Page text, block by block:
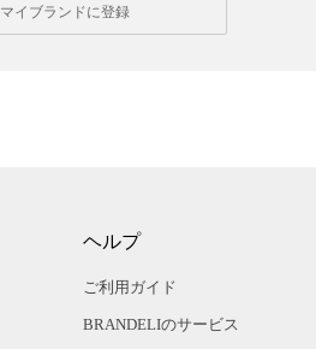
マイブランドに登録
ヘルプ
ご利用ガイド
BRANDELIのサービス